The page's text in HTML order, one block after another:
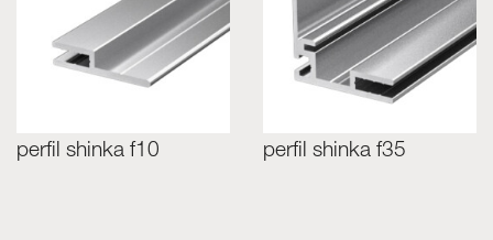
perfil shinka f10 perfil shinka f35